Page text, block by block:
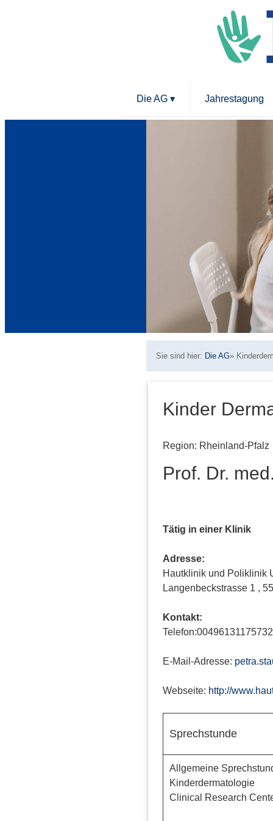
Die AG ▾ Jahrestagung
Sie sind hier: Die AG»
Kinder
Region: Rheinland-Pfalz
Prof. Dr.
Tätig in einer Klinik
Adresse:
Hautklinik und Poliklinik
Langenbeckstrasse 1 ,
Kontakt:
Telefon:00496131175732
E-Mail-Adresse:
Webseite: http://
Sprechstunde
Allgemeine
Kinderdermatologie
Clinical Research